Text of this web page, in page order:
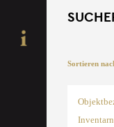
Sortieren